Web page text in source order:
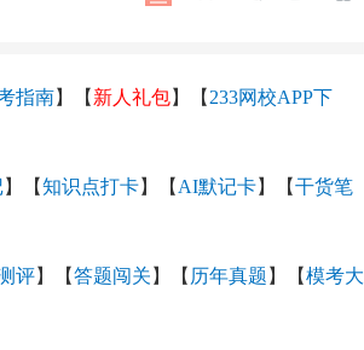
指南】【 新人礼包】 【 233网校APP下
】【知识点打卡】 【 AI默记卡】【干货笔
评】 【答题闯关 】 【 历年真题 】【模考大